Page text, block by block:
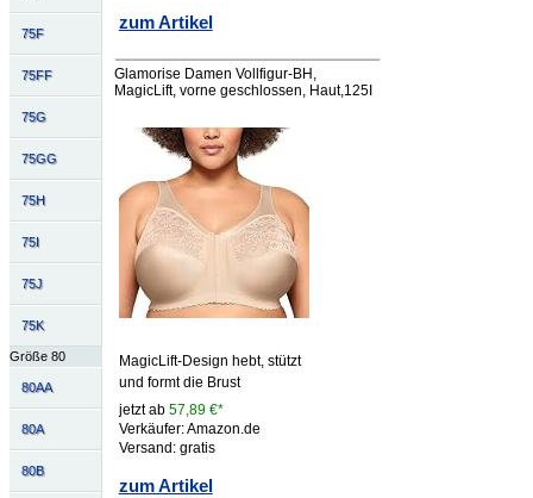
75F
75FF
75G
75GG
75H
75I
75J
75K
Größe 80
80AA
80A
80B
zum Artikel
Glamorise Damen Vollfigur-BH,
MagicLift, vorne geschlossen, Haut,125I
MagicLift-Design hebt, stützt
und formt die Brust
jetzt ab 57,89 €*
Verkäufer: Amazon.de
Versand: gratis
zum Artikel